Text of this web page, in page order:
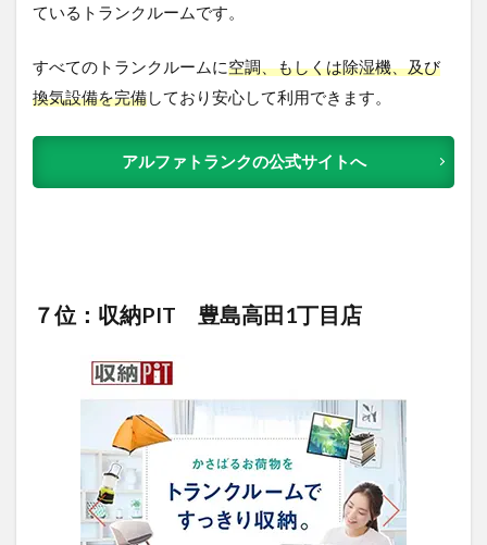
ているトランクルームです。
すべてのトランクルームに空調、もしくは除湿機、及び
換気設備を完備しており安心して利用できます。
アルファトランクの公式サイトへ
７位：収納PIT 豊島高田1丁目店